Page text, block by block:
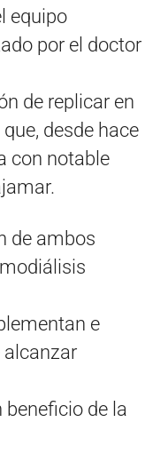
equipo
por el doctor
de replicar en
desde hace
con notable
de ambos
e
alcanzar
beneficio de la